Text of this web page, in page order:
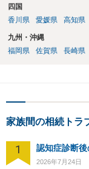
四国
香川県
愛媛県 高知県
九州・沖縄
福岡県
佐賀県 長崎県
家族間の相続トラ
1 認知症診断
2026年7月24日